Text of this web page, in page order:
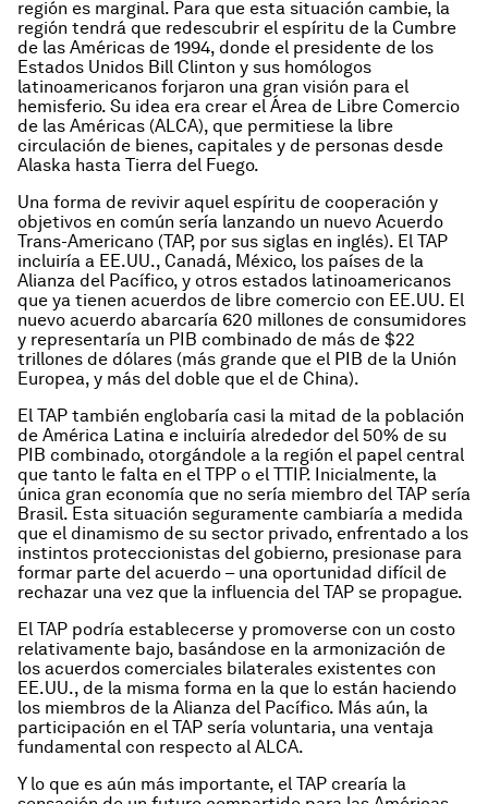
región es marginal. Para que esta situación cambie, la
región tendrá que redescubrir el espíritu de la Cumbre
de las Américas de 1994, donde el presidente de los
Estados Unidos Bill Clinton y sus homólogos
latinoamericanos forjaron una gran visión para el
hemisferio. Su idea era crear el Área de Libre Comercio
de las Américas (ALCA), que permitiese la libre
circulación de bienes, capitales y de personas desde
Alaska hasta Tierra del Fuego.
Una forma de revivir aquel espíritu de cooperación y
objetivos en común sería lanzando un nuevo Acuerdo
Trans-Americano (TAP, por sus siglas en inglés). El TAP
incluiría a EE.UU., Canadá, México, los países de la
Alianza del Pacífico, y otros estados latinoamericanos
que ya tienen acuerdos de libre comercio con EE.UU. El
nuevo acuerdo abarcaría 620 millones de consumidores
y representaría un PIB combinado de más de $22
trillones de dólares (más grande que el PIB de la Unión
Europea, y más del doble que el de China).
El TAP también englobaría casi la mitad de la población
de América Latina e incluiría alrededor del 50% de su
PIB combinado, otorgándole a la región el papel central
que tanto le falta en el TPP o el TTIP. Inicialmente, la
única gran economía que no sería miembro del TAP sería
Brasil. Esta situación seguramente cambiaría a medida
que el dinamismo de su sector privado, enfrentado a los
instintos proteccionistas del gobierno, presionase para
formar parte del acuerdo – una oportunidad difícil de
rechazar una vez que la influencia del TAP se propague.
El TAP podría establecerse y promoverse con un costo
relativamente bajo, basándose en la armonización de
los acuerdos comerciales bilaterales existentes con
EE.UU., de la misma forma en la que lo están haciendo
los miembros de la Alianza del Pacífico. Más aún, la
participación en el TAP sería voluntaria, una ventaja
fundamental con respecto al ALCA.
Y lo que es aún más importante, el TAP crearía la